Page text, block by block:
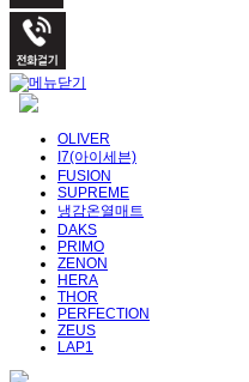
OLIVER
I7(아이세븐)
FUSION
SUPREME
냉감온열매트
DAKS
PRIMO
ZENON
HERA
THOR
PERFECTION
ZEUS
LAP1